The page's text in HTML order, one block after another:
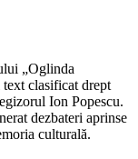
„Oglinda
text clasificat drept
Ion Popescu.
dezbateri aprinse
culturală.